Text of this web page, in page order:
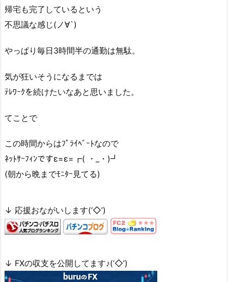
帰宅も完了しているという
不思議な感じ(ノ∀`)
やっぱり毎日3時間半の通勤は無駄。
気が狂いそうになるまでは
ﾃﾚﾜｰｸを続けたいなあと思いました。
てことで
この時間からはﾌﾟﾗｲﾍﾞｰﾄなので
ﾈｯﾄｻｰﾌｨﾝですε=ε=┏( ・_・)┛
(朝から晩までﾓﾆﾀｰ見てる)
↓ 応援おながいします(‘◇’)ゞ
↓ FXの収支を公開してます♪(‘◇’)ゞ